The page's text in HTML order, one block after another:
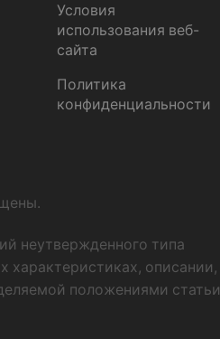
Условия
использования веб-
сайта
Политика
конфиденциальности
неутвержденного типа
характеристиках, описании,
положениями статьи